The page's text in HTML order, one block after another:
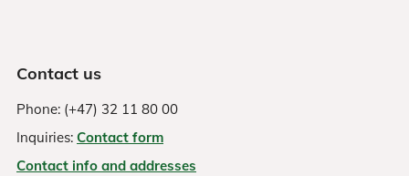
Contact us
Phone: (+47) 32 11 80 00
Inquiries: Contact form
Contact info and addresses